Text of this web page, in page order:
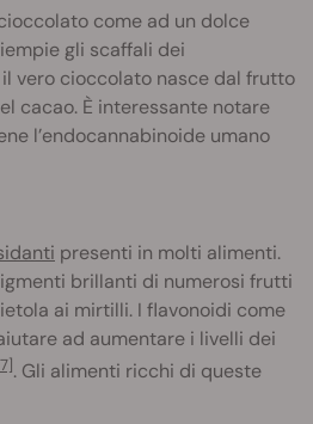
come ad un dolce
gli scaffali dei
vero cioccolato nasce dal frutto
cacao. È interessante notare
l’endocannabinoide umano
presenti in molti alimenti.
brillanti di numerosi frutti
ai mirtilli. I flavonoidi come
ad aumentare i livelli dei
. Gli alimenti ricchi di queste